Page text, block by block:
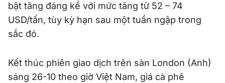
bật tăng đáng kể với mức tăng từ 52 – 74
USD/tấn, tùy kỳ hạn sau một tuần ngập trong
sắc đỏ.
Kết thúc phiên giao dịch trên sàn London (Anh)
sáng 26-10 theo giờ Việt Nam, giá cà phê